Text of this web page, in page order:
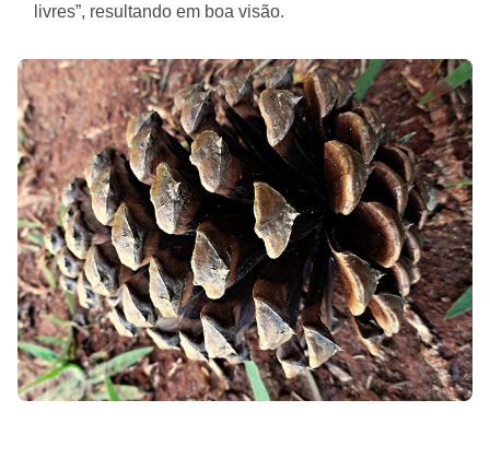
livres”, resultando em boa visão.